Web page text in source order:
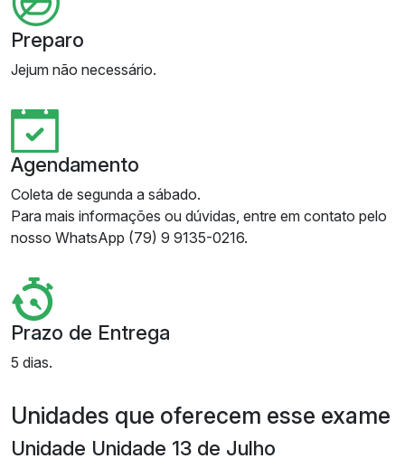
Preparo
Jejum não necessário.
Agendamento
Coleta de segunda a sábado.
Para mais informações ou dúvidas, entre em contato pelo
nosso WhatsApp (79) 9 9135-0216.
Prazo de Entrega
5 dias.
Unidades que oferecem esse exame
Unidade Unidade 13 de Julho